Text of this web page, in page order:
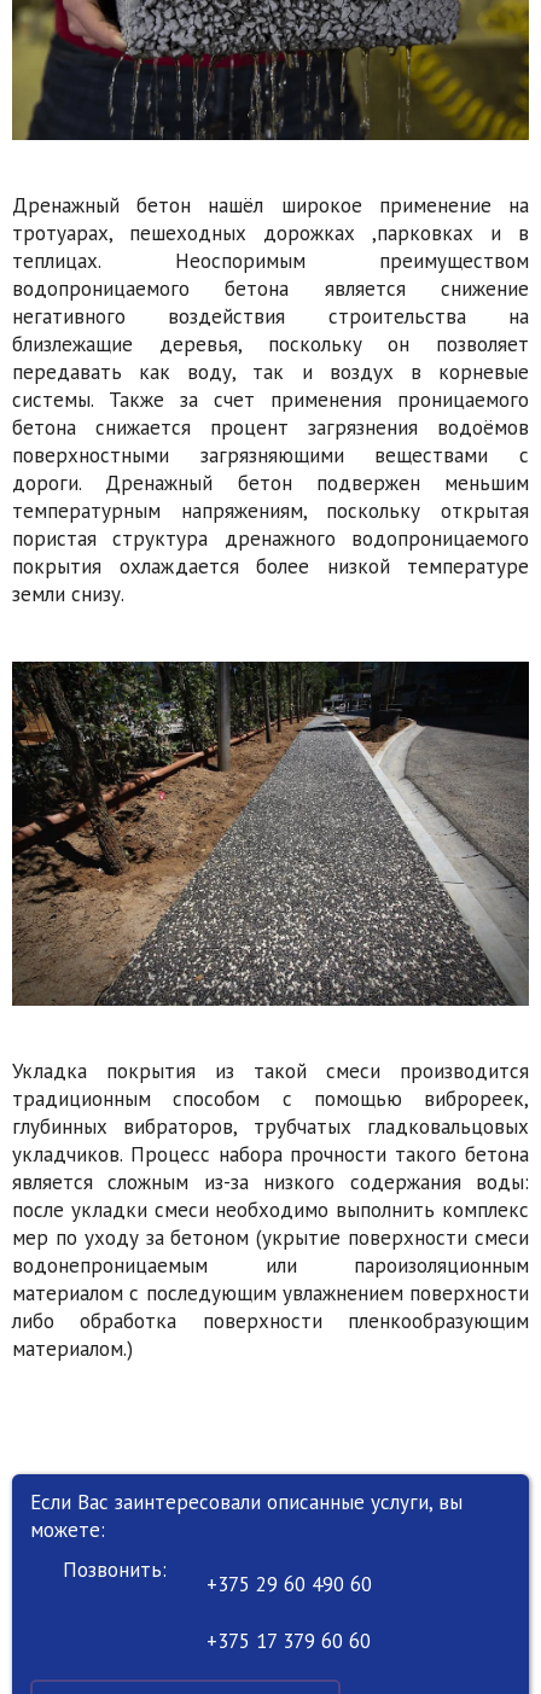
Дренажный бетон нашёл широкое применение на
тротуарах, пешеходных дорожках ,парковках и в
теплицах. Неоспоримым преимуществом
водопроницаемого бетона является снижение
негативного воздействия строительства на
близлежащие деревья, поскольку он позволяет
передавать как воду, так и воздух в корневые
системы. Также за счет применения проницаемого
бетона снижается процент загрязнения водоёмов
поверхностными загрязняющими веществами с
дороги. Дренажный бетон подвержен меньшим
температурным напряжениям, поскольку открытая
пористая структура дренажного водопроницаемого
покрытия охлаждается более низкой температуре
земли снизу.
Укладка покрытия из такой смеси производится
традиционным способом с помощью виброреек,
глубинных вибраторов, трубчатых гладковальцовых
укладчиков. Процесс набора прочности такого бетона
является сложным из-за низкого содержания воды:
после укладки смеси необходимо выполнить комплекс
мер по уходу за бетоном (укрытие поверхности смеси
водонепроницаемым или пароизоляционным
материалом с последующим увлажнением поверхности
либо обработка поверхности пленкообразующим
материалом.)
Если Вас заинтересовали описанные услуги, вы
можете:
Позвонить:
+375 29 60 490 60
+375 17 379 60 60